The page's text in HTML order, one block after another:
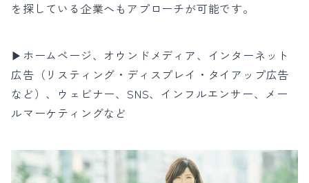
を探している企業へもアプローチが可能です。
▶ホームページ、オウンドメディア、インターネット
広告（リスティング・ディスプレイ・タイアップ広告
など）、ウェビナー、SNS、インフルエンサー、メー
ルマーケティングなど